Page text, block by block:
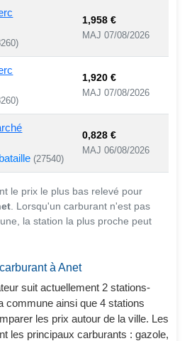
1,958 €
MAJ 07/08/2026
1,920 €
MAJ 07/08/2026
(27540)
0,828 €
MAJ 06/08/2026
le prix le plus bas relevé pour
. Lorsqu'un carburant n'est pas
la station la plus proche peut
à Anet
suit actuellement 2 stations-
commune ainsi que 4 stations
les prix autour de la ville. Les
les principaux carburants : gazole,